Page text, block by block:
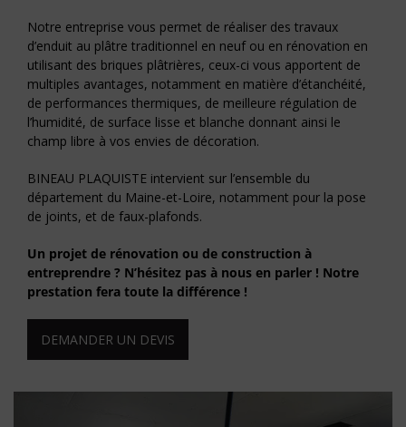
Notre entreprise vous permet de réaliser des travaux
d’enduit au plâtre traditionnel en neuf ou en rénovation en
utilisant des briques plâtrières, ceux-ci vous apportent de
multiples avantages, notamment en matière d’étanchéité,
de performances thermiques, de meilleure régulation de
l’humidité, de surface lisse et blanche donnant ainsi le
champ libre à vos envies de décoration.
BINEAU PLAQUISTE intervient sur l’ensemble du
département du Maine-et-Loire, notamment pour la pose
de joints, et de faux-plafonds.
Un projet de rénovation ou de construction à
entreprendre ? N’hésitez pas à nous en parler ! Notre
prestation fera toute la différence !
DEMANDER UN DEVIS